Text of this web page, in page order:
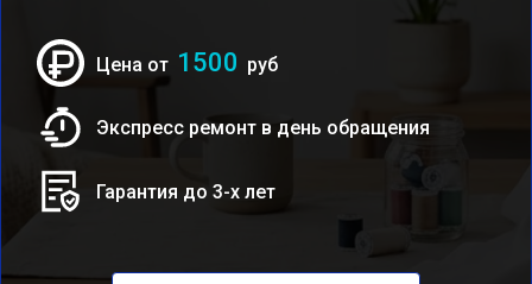
Цена от 1500 руб
Экспресс ремонт в день обращения
Гарантия до 3-х лет